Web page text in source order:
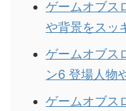
ゲームオブス
や背景をスッ
ゲームオブス
ン6 登場人物
ゲームオブス